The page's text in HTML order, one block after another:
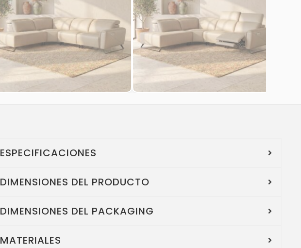
ESPECIFICACIONES
DIMENSIONES DEL PRODUCTO
DIMENSIONES DEL PACKAGING
MATERIALES